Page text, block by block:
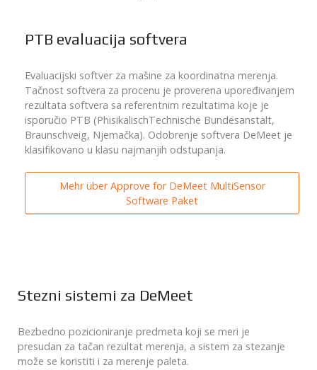
PTB evaluacija softvera
Evaluacijski softver za mašine za koordinatna merenja.
Tačnost softvera za procenu je proverena upoređivanjem
rezultata softvera sa referentnim rezultatima koje je
isporučio PTB (PhisikalischTechnische Bundesanstalt,
Braunschveig, Njemačka). Odobrenje softvera DeMeet je
klasifikovano u klasu najmanjih odstupanja.
Mehr über Approve for DeMeet MultiSensor
Software Paket
Stezni sistemi za DeMeet
Bezbedno pozicioniranje predmeta koji se meri je
presudan za tačan rezultat merenja, a sistem za stezanje
može se koristiti i za merenje paleta.